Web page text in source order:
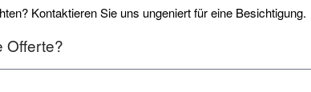
Kontaktieren Sie uns ungeniert für eine Besichtigung.
Offerte?